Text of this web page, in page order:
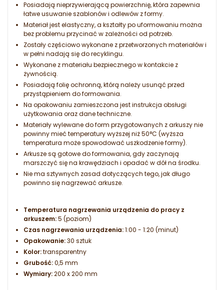
Posiadają nieprzywierającą powierzchnię, która zapewnia
łatwe usuwanie szablonów i odlewów z formy.
Materiał jest elastyczny, a kształty po uformowaniu można
bez problemu przycinać w zależności od potrzeb.
Zostały częściowo wykonane z przetworzonych materiałów i
w pełni nadają się do recyklingu.
Wykonane z materiału bezpiecznego w kontakcie z
żywnością.
Posiadają folię ochronną, którą należy usunąć przed
przystąpieniem do formowania.
Na opakowaniu zamieszczona jest instrukcja obsługi
użytkowania oraz dane techniczne.
Materiały wylewane do form przygotowanych z arkuszy nie
powinny mieć temperatury wyższej niż 50°C (wyższa
temperatura może spowodować uszkodzenie formy).
Arkusze są gotowe do formowania, gdy zaczynają
marszczyć się na krawędziach i opadać w dół na środku.
Nie ma sztywnych zasad dotyczących tego, jak długo
powinno się nagrzewać arkusze.
Temperatura nagrzewania urządzenia do pracy z
arkuszem:5 (poziom)
Czas nagrzewania urządzenia:1:00 - 1:20 (minut)
Opakowanie:30 sztuk
Kolor:transparentny
Grubość:0,5 mm
Wymiary:200 x 200 mm